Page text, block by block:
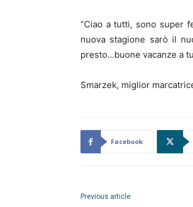
“Ciao a tutti, sono super
nuova stagione sarò il
presto…buone vacanze a
Smarzek, miglior
Facebook
Previous article